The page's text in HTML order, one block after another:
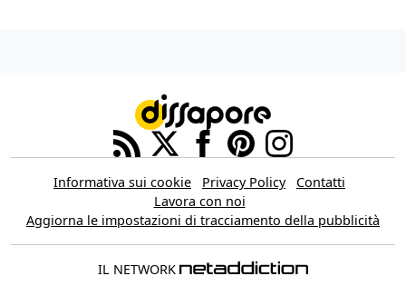
Informativa sui cookie Privacy Policy
Contatti
Lavora con noi
Aggiorna le impostazioni di tracciamento della pubblicità
IL NETWORK